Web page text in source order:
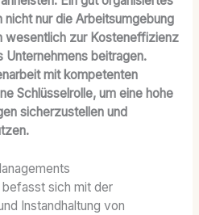
nicht nur die Arbeitsumgebung
wesentlich zur Kosteneffizienz
Unternehmens beitragen.
mit kompetenten
Schlüsselrolle, um eine hohe
sicherzustellen und
sich mit der
Instandhaltung von